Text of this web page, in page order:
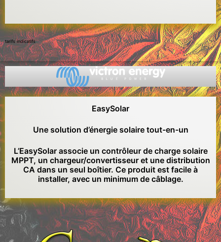
tarifs indicatifs
EasySolar
Une solution d’énergie solaire tout-en-un
L’EasySolar associe un contrôleur de charge solaire
MPPT, un chargeur/convertisseur et une distribution
CA dans un seul boîtier. Ce produit est facile à
installer, avec un minimum de câblage.